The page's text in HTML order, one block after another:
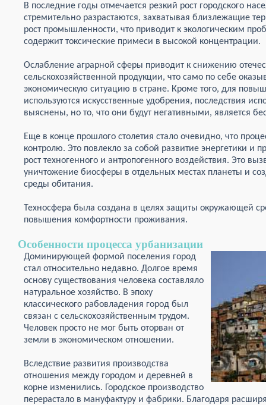
В последние годы отмечается резкий рост городского
стремительно разрастаются, захватывая близлежащие
рост промышленности, что приводит к экологическим
содержит токсические примеси в высокой концентрации.
Ослабление аграрной сферы приводит к снижению
сельскохозяйственной продукции, что само по себе
экономическую ситуацию в стране. Кроме того, для
используются искусственные удобрения, последствия
выяснены, но то, что они будут негативными, является
Еще в конце прошлого столетия стало очевидно, что
контролю. Это повлекло за собой развитие энергетики и
рост техногенного и антропогенного воздействия. Это
уничтожение биосферы в отдельных местах планеты и
среды обитания.
Техносфера была создана в целях защиты окружающей
повышения комфортности проживания.
Особенности процесса урбанизации
Доминирующей формой поселения город
стал относительно недавно. Долгое время
основу существования человека составляло
натуральное хозяйство. В эпоху
классического рабовладения город был
связан с сельскохозяйственным трудом.
Человек просто не мог быть оторван от
земли в экономическом отношении.
Вследствие развития производства
отношения между городом и деревней в
корне изменились. Городское производство
перерастало в мануфактуру и фабрики. Благодаря